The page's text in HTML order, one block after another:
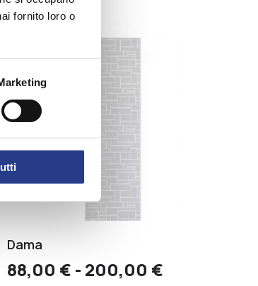
fornito loro o
Dama
88,00 € - 200,00 €